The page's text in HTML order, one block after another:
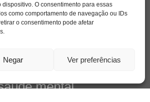
O consentimento para essas
como comportamento de navegação ou IDs
o consentimento pode afetar
Negar Ver preferências
cultura depressao
escola família filme
mental